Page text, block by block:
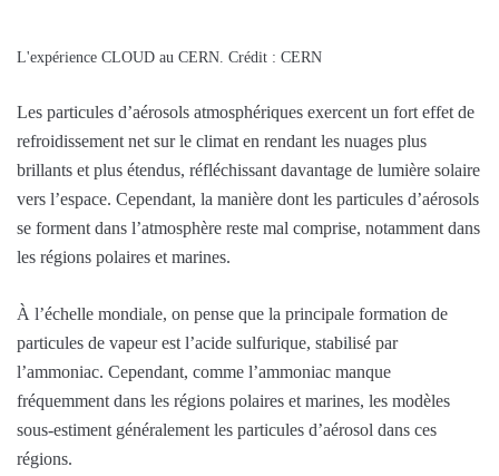
L'expérience CLOUD au CERN. Crédit : CERN
Les particules d’aérosols atmosphériques exercent un fort effet de
refroidissement net sur le climat en rendant les nuages ​​plus
brillants et plus étendus, réfléchissant davantage de lumière solaire
vers l’espace. Cependant, la manière dont les particules d’aérosols
se forment dans l’atmosphère reste mal comprise, notamment dans
les régions polaires et marines.
À l’échelle mondiale, on pense que la principale formation de
particules de vapeur est l’acide sulfurique, stabilisé par
l’ammoniac. Cependant, comme l’ammoniac manque
fréquemment dans les régions polaires et marines, les modèles
sous-estiment généralement les particules d’aérosol dans ces
régions.